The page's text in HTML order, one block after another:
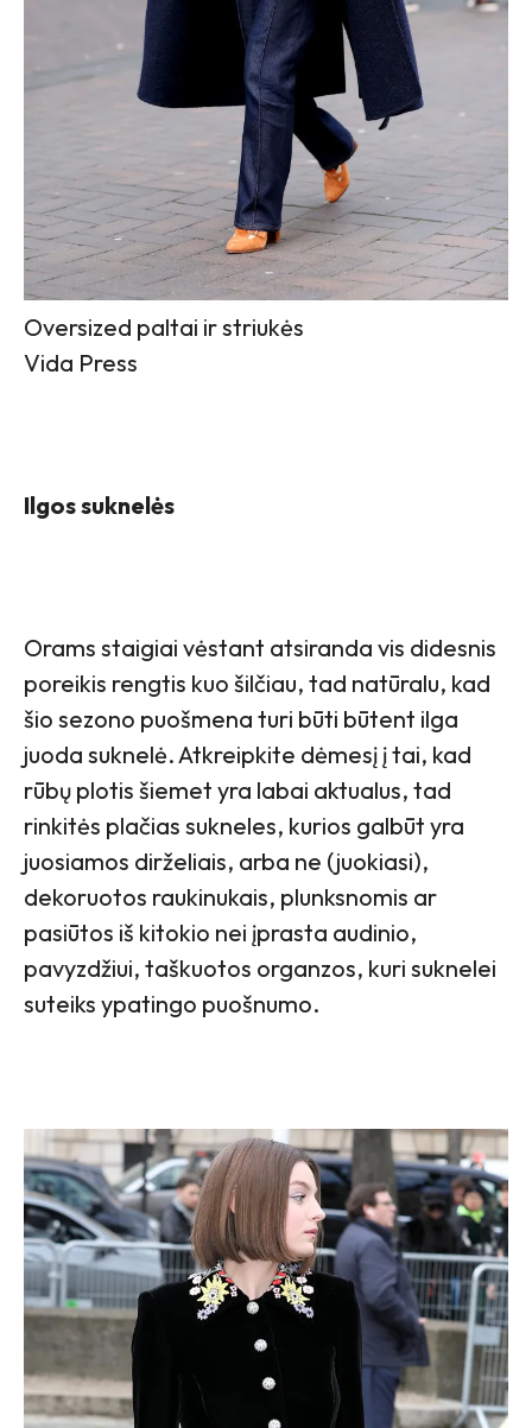
Oversized paltai ir striukės
Vida Press
Ilgos suknelės
Orams staigiai vėstant atsiranda vis didesnis
poreikis rengtis kuo šilčiau, tad natūralu, kad
šio sezono puošmena turi būti būtent ilga
juoda suknelė. Atkreipkite dėmesį į tai, kad
rūbų plotis šiemet yra labai aktualus, tad
rinkitės plačias sukneles, kurios galbūt yra
juosiamos dirželiais, arba ne (juokiasi),
dekoruotos raukinukais, plunksnomis ar
pasiūtos iš kitokio nei įprasta audinio,
pavyzdžiui, taškuotos organzos, kuri suknelei
suteiks ypatingo puošnumo.